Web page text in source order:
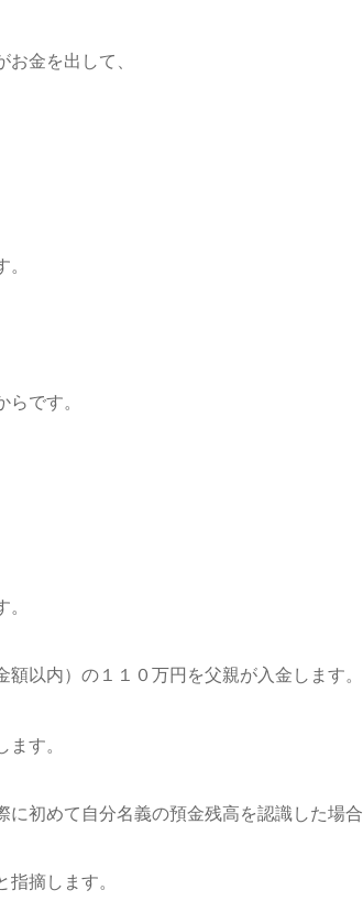
金を出して、
らです。
以内）の１１０万円を父親が入金します。
す。
初めて自分名義の預金残高を認識した場合
摘します。